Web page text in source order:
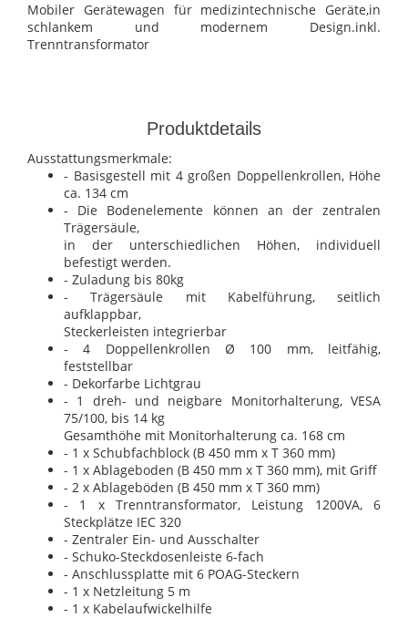
Mobiler Gerätewagen für medizintechnische Geräte,in
schlankem und modernem Design.inkl.
Trenntransformator
Produktdetails
Ausstattungsmerkmale:
- Basisgestell mit 4 großen Doppellenkrollen, Höhe
ca. 134 cm
- Die Bodenelemente können an der zentralen
Trägersäule,
in der unterschiedlichen Höhen, individuell
befestigt werden.
- Zuladung bis 80kg
- Trägersäule mit Kabelführung, seitlich
aufklappbar,
Steckerleisten integrierbar
- 4 Doppellenkrollen Ø 100 mm, leitfähig,
feststellbar
- Dekorfarbe Lichtgrau
- 1 dreh- und neigbare Monitorhalterung, VESA
75/100, bis 14 kg
Gesamthöhe mit Monitorhalterung ca. 168 cm
- 1 x Schubfachblock (B 450 mm x T 360 mm)
- 1 x Ablageboden (B 450 mm x T 360 mm), mit Griff
- 2 x Ablageböden (B 450 mm x T 360 mm)
- 1 x Trenntransformator, Leistung 1200VA, 6
Steckplätze IEC 320
- Zentraler Ein- und Ausschalter
- Schuko-Steckdosenleiste 6-fach
- Anschlussplatte mit 6 POAG-Steckern
- 1 x Netzleitung 5 m
- 1 x Kabelaufwickelhilfe